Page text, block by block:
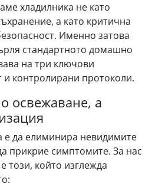
хладилника не като
а като критична
Именно затова
стандартното домашно
на три ключови
и контролирани протоколи.
освежаване, а
е да елиминира невидимите
прикрие симптомите. За нас
този, който изглежда